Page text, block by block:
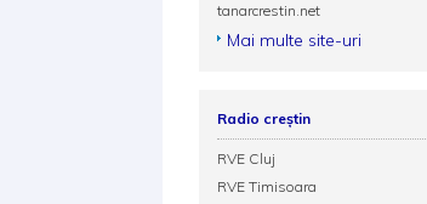
tanarcrestin.net
Mai multe site-uri
Radio creștin
RVE Cluj
RVE Timisoara